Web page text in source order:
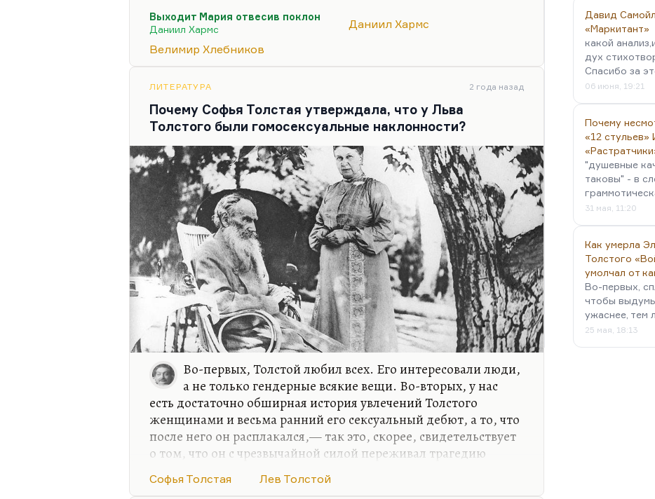
умел это переводить на дневной язык. Ведь абсурд
существования старухи не получает никакого разрешения,
никакого объяснения. Мне очень нравится это произведение.
разоблачения сталинизма по сравнению с одной этой
повестью, полной духоты и страха, абсолютно…
Выходит Мария отвесив поклон
Даниил Хармс
Даниил Хармс
Велимир Хлебников
ЛИТЕРАТУРА 2 года назад
Почему Софья Толстая утверждала, что у Льва
Толстого были гомосексуальные наклонности?
Во-первых, Толстой любил всех. Его интересовали люди,
а не только гендерные всякие вещи. Во-вторых, у нас
есть достаточно обширная история увлечений Толстого
женщинами и весьма ранний его сексуальный дебют, а то, что
после него он расплакался,— так это, скорее, свидетельствует
о том, что он с чрезвычайной силой переживал трагедию
похожим на убийство.
Софья Толстая Лев Толстой
Давид
«Маркитант»
какой
дух
Спасибо за
06 июня, 19:21
Почему
«12
"душевные
таковы" - в
31 мая, 11:20
Как умерла
Толстого
умолчал от
Во-первых,
чтобы
ужаснее, тем
25 мая, 18:13